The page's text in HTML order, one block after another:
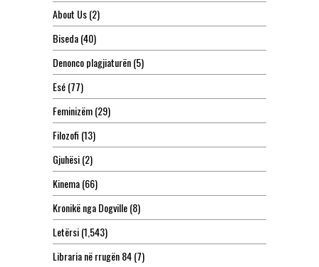
About Us(2)
Biseda(40)
Denonco plagjiaturën(5)
Esé(77)
Feminizëm(29)
Filozofi (13)
Gjuhësi(2)
Kinema(66)
Kronikë nga Dogville(8)
Letërsi(1,543)
Libraria në rrugën 84(7)